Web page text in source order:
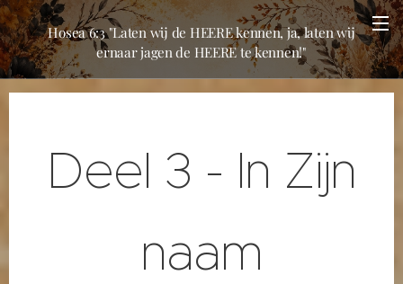
Hosea 6:3 "Laten wij de HEERE kennen, ja, laten wij
ernaar jagen de HEERE te kennen!"
Deel 3 - In Zijn
naam